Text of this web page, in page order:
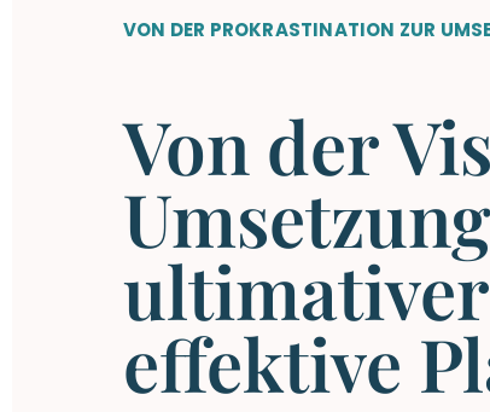
VON DER PROKRASTINATION ZUR
Von der
effektive